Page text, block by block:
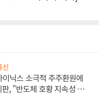
신
닉스 소극적 주주환원에
, "반도체 호황 지속성 의